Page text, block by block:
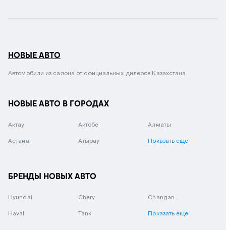
НОВЫЕ АВТО
Автомобили из салона от официальных дилеров Казахстана.
НОВЫЕ АВТО В ГОРОДАХ
Актау Актобе Алматы
Астана Атырау Показать еще
БРЕНДЫ НОВЫХ АВТО
Hyundai Chery Changan
Haval Tank Показать еще